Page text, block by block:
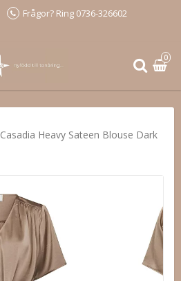
Frågor? Ring 0736-326602
0
Casadia Heavy Sateen Blouse Dark